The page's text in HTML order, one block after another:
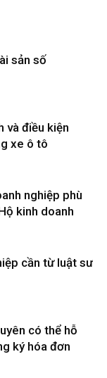
sản số
và điều kiện
xe ô tô
nghiệp phù
kinh doanh
cần từ luật sư
có thể hỗ
ký hóa đơn